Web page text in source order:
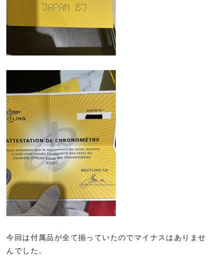
今回は付属品が全て揃っていたのでマイナスはありませ
んでした。